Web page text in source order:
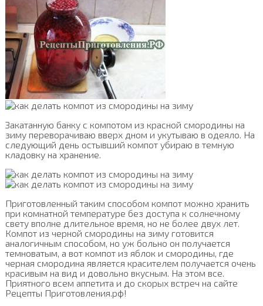
Закатанную банку с компотом из красной смородины на
зиму переворачиваю вверх дном и укутываю в одеяло. На
следующий день остывший компот убираю в темную
кладовку на хранение.
Приготовленный таким способом компот можно хранить
при комнатной температуре без доступа к солнечному
свету вполне длительное время, но не более двух лет.
Компот из черной смородины на зиму готовится
аналогичным способом, но уж больно он получается
темноватым, а вот компот из яблок и смородины, где
черная смородина является красителем получается очень
красивым на вид и довольно вкусным. На этом все.
Приятного всем аппетита и до скорых встреч на сайте
Рецепты Приготовления.рф!